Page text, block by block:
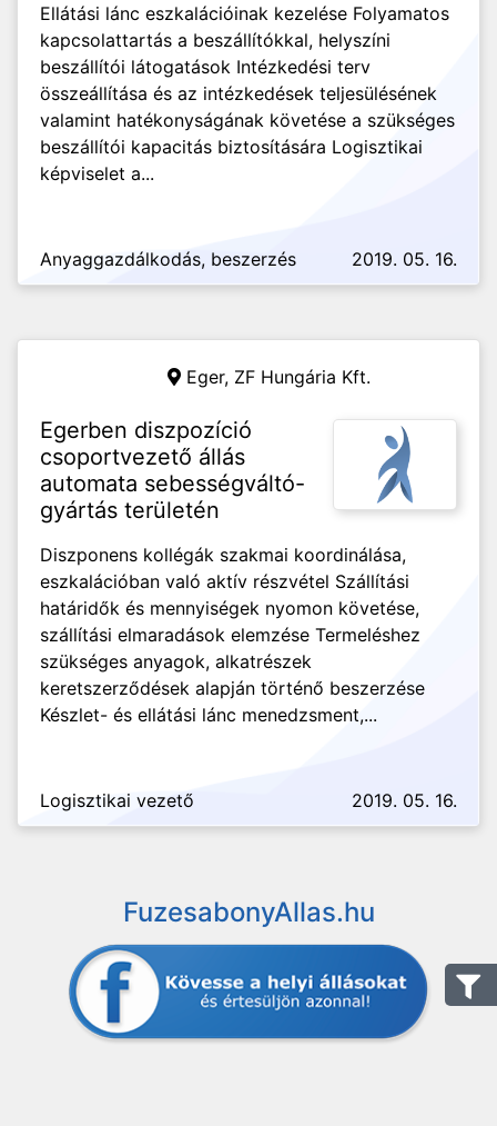
Ellátási lánc eszkalációinak kezelése Folyamatos
kapcsolattartás a beszállítókkal, helyszíni
beszállítói látogatások Intézkedési terv
összeállítása és az intézkedések teljesülésének
valamint hatékonyságának követése a szükséges
beszállítói kapacitás biztosítására Logisztikai
képviselet a...
Anyaggazdálkodás, beszerzés 2019. 05. 16.
Eger, ZF Hungária Kft.
Egerben diszpozíció
csoportvezető állás
automata sebességváltó-
gyártás területén
Diszponens kollégák szakmai koordinálása,
eszkalációban való aktív részvétel Szállítási
határidők és mennyiségek nyomon követése,
szállítási elmaradások elemzése Termeléshez
szükséges anyagok, alkatrészek
keretszerződések alapján történő beszerzése
Készlet- és ellátási lánc menedzsment,...
Logisztikai vezető 2019. 05. 16.
FuzesabonyAllas.hu